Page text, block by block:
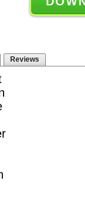
Reviews